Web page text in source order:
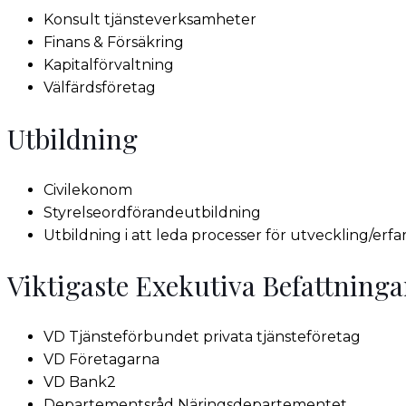
Konsult tjänsteverksamheter
Finans & Försäkring
Kapitalförvaltning
Välfärdsföretag
Utbildning
Civilekonom
Styrelseordförandeutbildning
Utbildning i att leda processer för utveckling/
Viktigaste Exekutiva
VD Tjänsteförbundet privata tjänsteföretag
VD Företagarna
VD Bank2